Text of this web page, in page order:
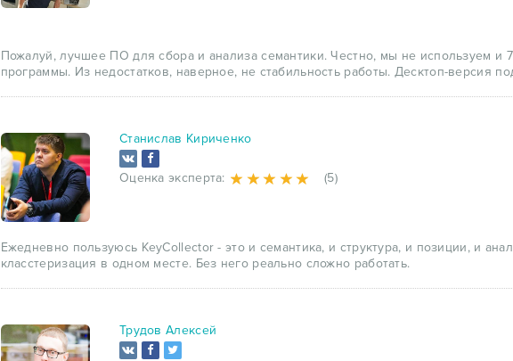
Пожалуй, лучшее ПО для сбора и анализа семантики. Честно, мы не используем и
программы. Из недостатков, наверное, не стабильность работы. Десктоп-версия
Станислав Кириченко
Оценка эксперта: (5)
Ежедневно пользуюсь KeyCollector - это и семантика, и структура, и позиции, и
класстеризация в одном месте. Без него реально сложно работать.
Трудов Алексей